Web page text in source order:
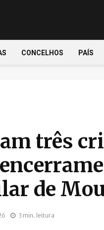
CONCELHOS PAÍS
três
de
3 min. leitura